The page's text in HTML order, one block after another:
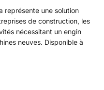
représente une solution
de construction, les
nécessitant un engin
neuves. Disponible à